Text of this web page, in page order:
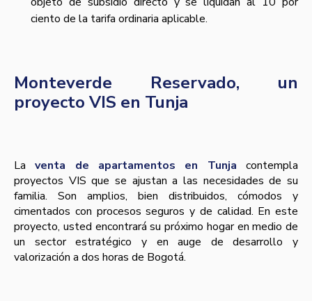
ciento de la tarifa ordinaria aplicable.
Monteverde Reservado, un
proyecto VIS en Tunja
Laventa de apartamentos en Tunja contempla
proyectos VIS que se ajustan a las necesidades de su
familia. Son amplios, bien distribuidos, cómodos y
cimentados con procesos seguros y de calidad. En este
proyecto, usted encontrará su próximo hogar en medio de
un sector estratégico y en auge de desarrollo y
valorización a dos horas de Bogotá.